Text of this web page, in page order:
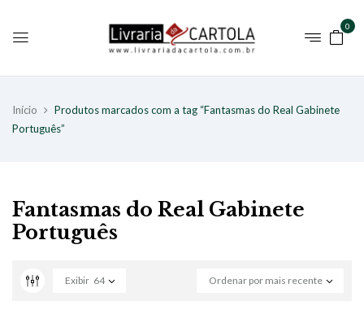
0
Início
Produtos marcados com a tag “Fantasmas do Real Gabinete
Português”
Fantasmas do Real Gabinete
Português
Ordenar por mais recente
Exibir 64